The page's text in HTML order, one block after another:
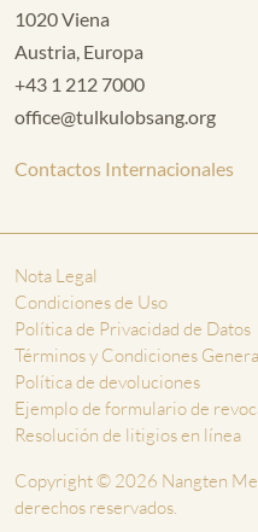
1020 Viena
Austria, Europa
+43 1 212 7000
office@tulkulobsang.org
Contactos Internacionales
Nota Legal
Condiciones de Uso
Política de Privacidad de Datos
Términos y Condiciones
Política de devoluciones
Ejemplo de formulario de
Resolución de litigios en línea
Copyright © 2026 Nangten
derechos reservados.